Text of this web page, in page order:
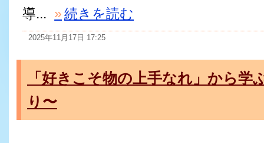
導... »続きを読む
2025年11月17日 17:25
「好きこそ物の上手なれ」から学
り〜